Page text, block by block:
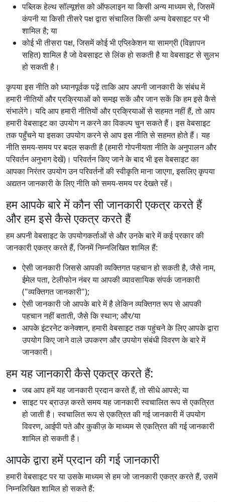
पब्लिक हेल्थ सॉल्यूशंस को ऑफलाइन या किसी अन्य माध्यम से, जिसमें
कंपनी या किसी तीसरे पक्ष द्वारा संचालित किसी अन्य वेबसाइट पर भी
शामिल है; या
कोई भी तीसरा पक्ष, जिसमें कोई भी एप्लिकेशन या सामग्री (विज्ञापन
सहित) शामिल है जो वेबसाइट से लिंक हो सकती है या वेबसाइट से सुलभ
हो सकती है।
कृपया इस नीति को ध्यानपूर्वक पढ़ें ताकि आप अपनी जानकारी के संबंध में
हमारी नीतियों और प्रक्रियाओं को समझ सकें और जान सकें कि हम इसे कैसे
संभालेंगे। यदि आप हमारी नीतियों और प्रक्रियाओं से सहमत नहीं हैं, तो आप
हमारी वेबसाइट का उपयोग न करने का विकल्प चुन सकते हैं। इस वेबसाइट
तक पहुँचने या इसका उपयोग करने से आप इस नीति से सहमत होते हैं। यह
नीति समय-समय पर बदल सकती है (हमारी गोपनीयता नीति के अनुपालन और
परिवर्तन अनुभाग देखें)। परिवर्तन किए जाने के बाद भी इस वेबसाइट का
आपका निरंतर उपयोग उन परिवर्तनों की स्वीकृति माना जाएगा, इसलिए कृपया
अद्यतन जानकारी के लिए नीति को समय-समय पर देखते रहें।
हम आपके बारे में कौन सी जानकारी एकत्र करते हैं
और हम इसे कैसे एकत्र करते हैं
हम अपनी वेबसाइट के उपयोगकर्ताओं से और उनके बारे में कई प्रकार की
जानकारी एकत्र करते हैं, जिनमें निम्नलिखित शामिल हैं:
ऐसी जानकारी जिससे आपकी व्यक्तिगत पहचान हो सकती है, जैसे नाम,
ईमेल पता, टेलीफोन नंबर या आपकी व्यावसायिक संपर्क जानकारी
("व्यक्तिगत जानकारी");
ऐसी जानकारी जो आपके बारे में है लेकिन व्यक्तिगत रूप से आपकी
पहचान नहीं बताती, जैसे कि स्थान; और/या
आपके इंटरनेट कनेक्शन, हमारी वेबसाइट तक पहुंचने के लिए आपके द्वारा
उपयोग किए जाने वाले उपकरण और उपयोग संबंधी विवरण के बारे में
जानकारी।
हम यह जानकारी कैसे एकत्र करते हैं:
जब आप हमें यह जानकारी प्रदान करते हैं, तो सीधे आपसे; या
साइट पर ब्राउज़ करते समय यह जानकारी स्वचालित रूप से एकत्रित
हो जाती है। स्वचालित रूप से एकत्रित की गई जानकारी में उपयोग
विवरण, आईपी पते और कुकीज़ के माध्यम से एकत्रित की गई जानकारी
शामिल हो सकती है।
आपके द्वारा हमें प्रदान की गई जानकारी
हमारी वेबसाइट पर या उसके माध्यम से हम जो जानकारी एकत्र करते हैं, उसमें
निम्नलिखित शामिल हो सकते हैं: